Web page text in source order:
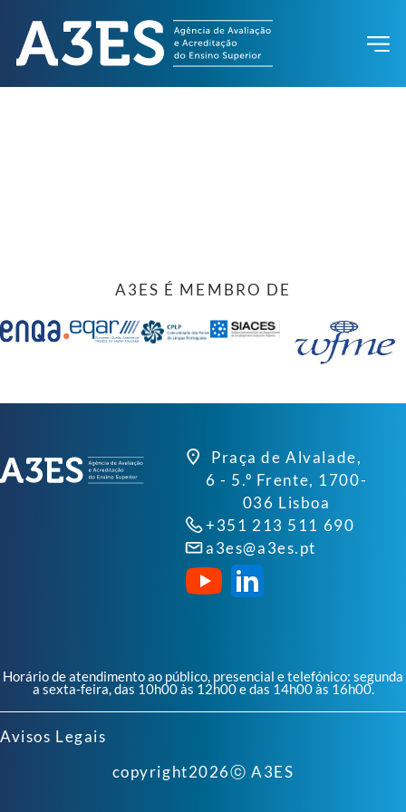
A3ES É MEMBRO DE
Praça de Alvalade,
6 - 5.º Frente, 1700-
036 Lisboa
+351 213 511 690
a3es@a3es.pt
Horário de atendimento ao público, presencial e telefónico: segunda
a sexta-feira, das 10h00 às 12h00 e das 14h00 às 16h00.
Avisos Legais
copyright2026ⓒ A3ES